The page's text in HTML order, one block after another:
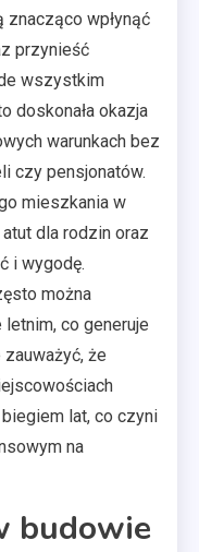
wpłynąć
przynieść
wszystkim
doskonała okazja
warunkach bez
czy pensjonatów.
mieszkania w
dla rodzin oraz
i wygodę.
można
co generuje
że
lat, co czyni
na
budowie